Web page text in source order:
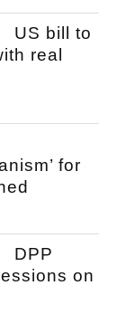
US bill to
real
for
DPP
on